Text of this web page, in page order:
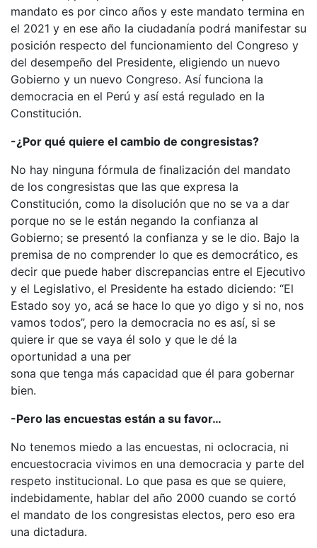
mandato es por cinco años y este mandato termina en
el 2021 y en ese año la ciudadanía podrá manifestar su
posición respecto del funcionamiento del Congreso y
del desempeño del Presidente, eligiendo un nuevo
Gobierno y un nuevo Congreso. Así funciona la
democracia en el Perú y así está regulado en la
Constitución.
-¿Por qué quiere el cambio de congresistas?
No hay ninguna fórmula de finalización del mandato
de los congresistas que las que expresa la
Constitución, como la disolución que no se va a dar
porque no se le están negando la confianza al
Gobierno; se presentó la confianza y se le dio. Bajo la
premisa de no comprender lo que es democrático, es
decir que puede haber discrepancias entre el Ejecutivo
y el Legislativo, el Presidente ha estado diciendo: “El
Estado soy yo, acá se hace lo que yo digo y si no, nos
vamos todos”, pero la democracia no es así, si se
quiere ir que se vaya él solo y que le dé la
oportunidad a una per
sona que tenga más capacidad que él para gobernar
bien.
-Pero las encuestas están a su favor…
No tenemos miedo a las encuestas, ni oclocracia, ni
encuestocracia vivimos en una democracia y parte del
respeto institucional. Lo que pasa es que se quiere,
indebidamente, hablar del año 2000 cuando se cortó
el mandato de los congresistas electos, pero eso era
una dictadura.